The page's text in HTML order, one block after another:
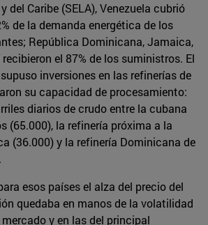
del Caribe (SELA), Venezuela cubrió
de la demanda energética de los
República Dominicana, Jamaica,
el 87% de los suministros. El
inversiones en las refinerías de
su capacidad de procesamiento:
diarios de crudo entre la cubana
(65.000), la refinería próxima a la
(36.000) y la refinería Dominicana de
esos países el alza del precio del
quedaba en manos de la volatilidad
y en las del principal